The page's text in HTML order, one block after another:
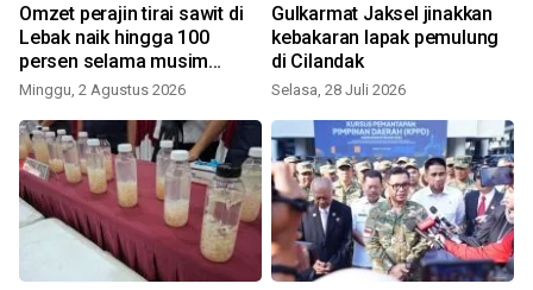
Omzet perajin tirai sawit di
Lebak naik hingga 100
persen selama musim
kemarau
Minggu, 2 Agustus 2026
Gulkarmat Jaksel jinakkan
kebakaran lapak pemulung
di Cilandak
Selasa, 28 Juli 2026